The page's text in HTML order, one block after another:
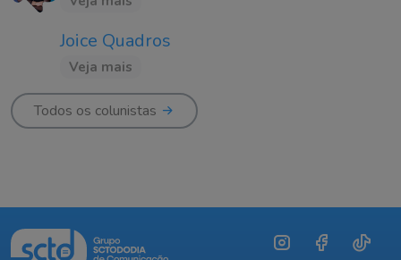
Joice Quadros
Veja mais
Todos os colunistas